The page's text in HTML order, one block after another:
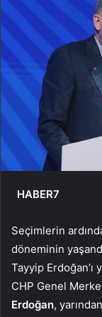
HABER7
Seçimlerin
döneminin
Tayyip
CHP Genel
Erdoğan,